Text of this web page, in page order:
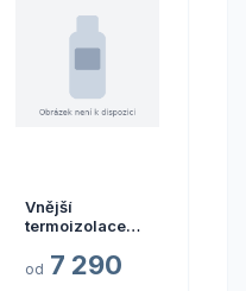
Vnější
termoizolace
Hindermann
od 7 290